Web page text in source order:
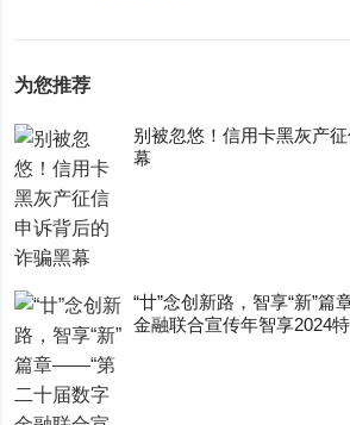
为您推荐
别被忽悠！信用卡黑灰产
幕
“廿”念创新路，智享“新”
金融联合宣传年智享2024